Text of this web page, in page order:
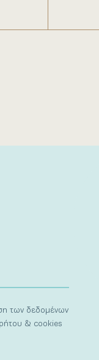
των δεδομένων
& cookies